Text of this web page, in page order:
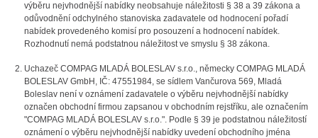
výběru nejvhodnější nabídky neobsahuje náležitosti § 38 a 39 zákona a
odůvodnění odchylného stanoviska zadavatele od hodnocení pořadí
nabídek provedeného komisí pro posouzení a hodnocení nabídek.
Rozhodnutí nemá podstatnou náležitost ve smyslu § 38 zákona.
Uchazeč COMPAG MLADÁ BOLESLAV s.r.o., německy COMPAG MLADÁ
BOLESLAV GmbH, IČ: 47551984, se sídlem Vančurova 569, Mladá
Boleslav není v oznámení zadavatele o výběru nejvhodnější nabídky
označen obchodní firmou zapsanou v obchodním rejstříku, ale označením
"COMPAG MLADÁ BOLESLAV s.r.o.". Podle § 39 je podstatnou náležitostí
oznámení o výběru nejvhodnější nabídky uvedení obchodního jména